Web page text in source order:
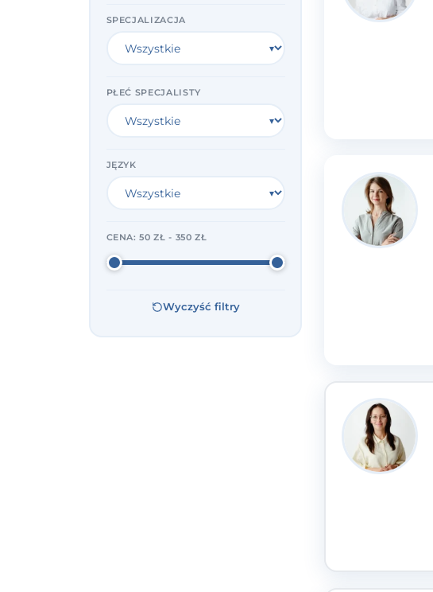
SPECJALIZACJA
PŁEĆ SPECJALISTY
JĘZYK
CENA:50 ZŁ - 350 ZŁ
Wyczyść filtry